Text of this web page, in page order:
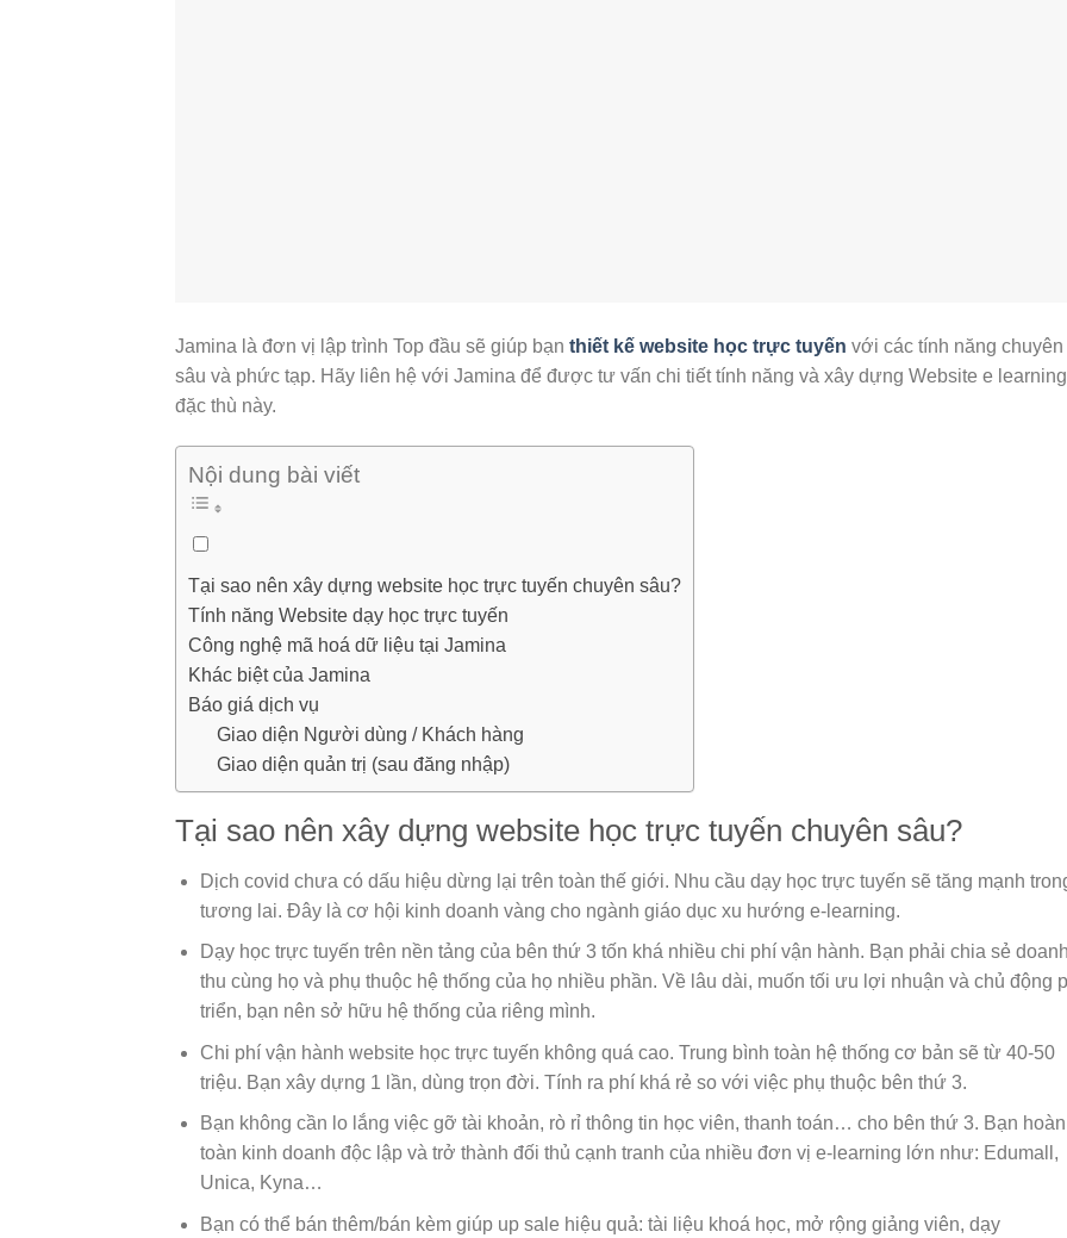
Jamina là đơn vị lập trình Top đầu sẽ giúp bạn thiết kế website học trực tuyến với các tính năng chuyên
sâu và phức tạp. Hãy liên hệ với Jamina để được tư vấn chi tiết tính năng và xây dựng Website e learning
đặc thù này.
Nội dung bài viết
Tại sao nên xây dựng website học trực tuyến chuyên sâu?
Tính năng Website dạy học trực tuyến
Công nghệ mã hoá dữ liệu tại Jamina
Khác biệt của Jamina
Báo giá dịch vụ
Giao diện Người dùng / Khách hàng
Giao diện quản trị (sau đăng nhập)
Tại sao nên xây dựng website học trực tuyến chuyên sâu?
Dịch covid chưa có dấu hiệu dừng lại trên toàn thế giới. Nhu cầu dạy học trực tuyến sẽ tăng mạnh
tương lai. Đây là cơ hội kinh doanh vàng cho ngành giáo dục xu hướng e-learning.
Dạy học trực tuyến trên nền tảng của bên thứ 3 tốn khá nhiều chi phí vận hành. Bạn phải chia sẻ
thu cùng họ và phụ thuộc hệ thống của họ nhiều phần. Về lâu dài, muốn tối ưu lợi nhuận và chủ động
triển, bạn nên sở hữu hệ thống của riêng mình.
Chi phí vận hành website học trực tuyến không quá cao. Trung bình toàn hệ thống cơ bản sẽ từ 40-50
triệu. Bạn xây dựng 1 lần, dùng trọn đời. Tính ra phí khá rẻ so với việc phụ thuộc bên thứ 3.
Bạn không cần lo lắng việc gỡ tài khoản, rò rỉ thông tin học viên, thanh toán… cho bên thứ 3. Bạn hoàn
toàn kinh doanh độc lập và trở thành đối thủ cạnh tranh của nhiều đơn vị e-learning lớn như: Edumall,
Unica, Kyna…
Bạn có thể bán thêm/bán kèm giúp up sale hiệu quả: tài liệu khoá học, mở rộng giảng viên, dạy